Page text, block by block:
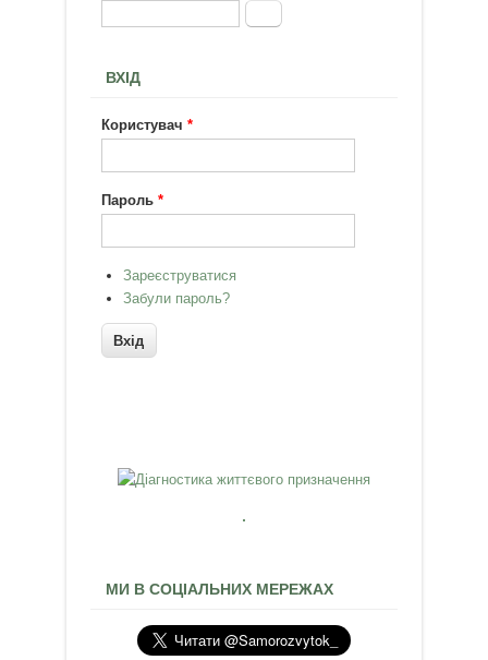
Пошукова форма
Пошук
ВХІД
Користувач*
Пароль*
Зареєструватися
Забули пароль?
МИ В СОЦІАЛЬНИХ МЕРЕЖАХ